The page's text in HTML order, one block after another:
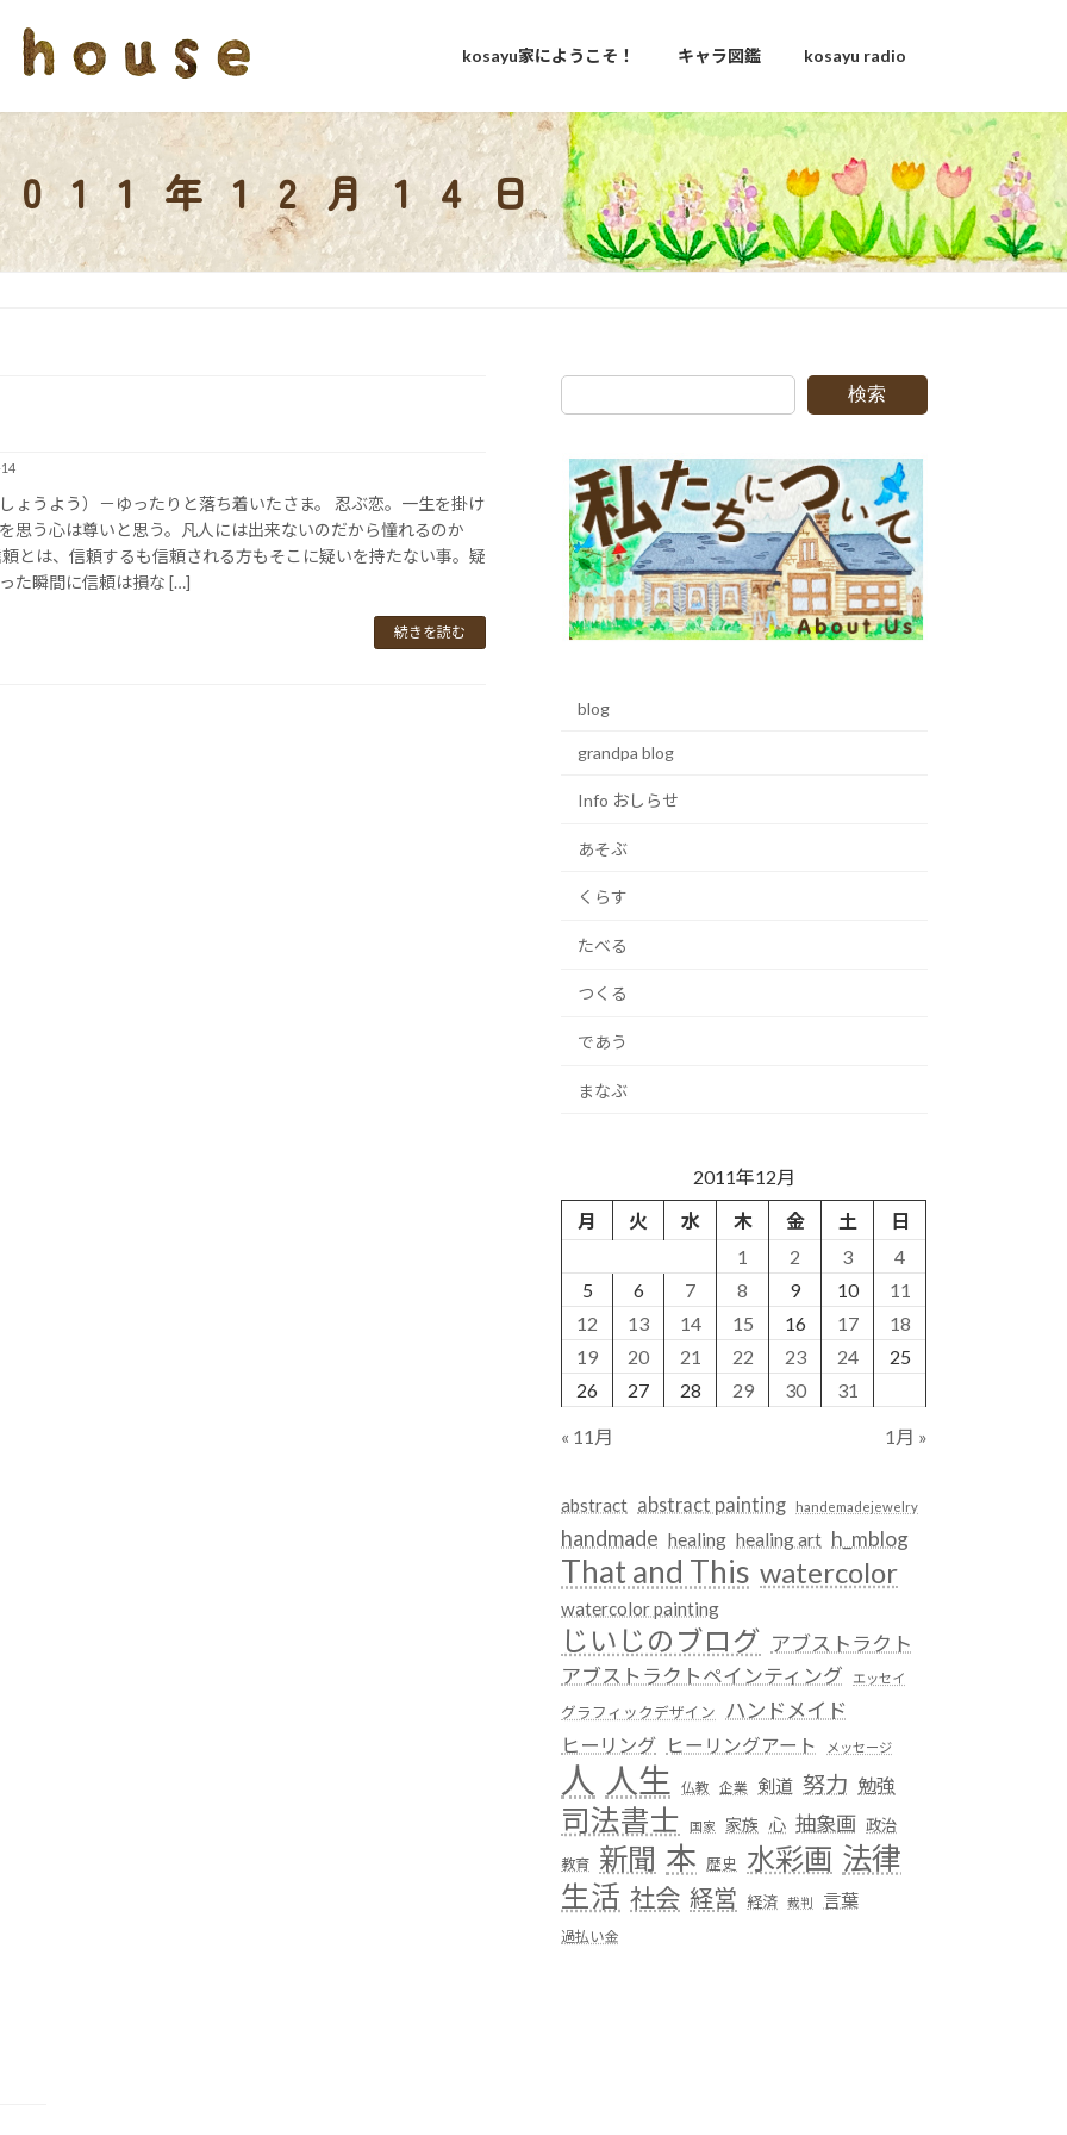
kosayu家にようこそ！ キャラ図鑑 kosayu radio
年12月14日
ょうよう）－ゆったりと落ち着いたさま。 忍ぶ恋。一生を掛け
思う心は尊いと思う。凡人には出来ないのだから憧れるのか
頼とは、信頼するも信頼される方もそこに疑いを持たない事。疑
た瞬間に信頼は損な […]
続きを読む
検索
blog
grandpa blog
Info おしらせ
あそぶ
くらす
たべる
つくる
であう
まなぶ
2011年12月
月
火 水 木 金 土
日
1
2 3
4
5
6 7 8 9 10
11
12
13 14 15 16 17
18
19
20 21 22 23 24
25
26
27 28 29 30 31
« 11月 1月 »
abstract abstract painting handemadejewelry
handmade healing healing art h_mblog
That and This watercolor
watercolor painting
じいじのブログ アブストラクト
アブストラクトペインティング
エッセイ
グラフィックデザイン ハンドメイド
ヒーリング ヒーリングアート メッセージ
人 人生 仏教 企業 剣道 努力 勉強
司法書士 国家 家族 心 抽象画 政治
教育 新聞 本 歴史 水彩画 法律
生活 社会 経営 経済 裁判 言葉
過払い金